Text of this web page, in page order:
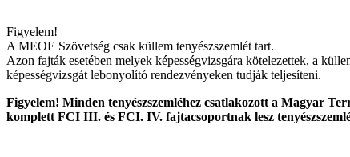
Figyelem!
A MEOE Szövetség csak küllem tenyészszemlét tart.
Azon fajták esetében melyek képességvizsgára kötelezettek, a
képességvizsgát lebonyolító rendezvényeken tudják teljesíteni.
Figyelem! Minden tenyészszemléhez csatlakozott a Magyar
komplett FCI III. és FCI. IV. fajtacsoportnak lesz